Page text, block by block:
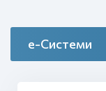
е-Системи